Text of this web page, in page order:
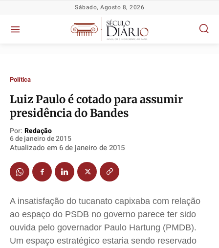
Política
Socioeconômicas
TV Século
Justiça
Educação
Segurança
Meio Ambiente
Saúde
Cidades
Direitos
Política
Socioeconômicas
TV Século
Justiça
Educação
Segurança
Meio Ambiente
Saúde
Cidades
Direitos
Política
Socioeconômicas
TV Século
Justiça
Educação
Segurança
Meio Ambiente
Saúde
Cidades
Direitos
Política
Socioeconômicas
TV Século
Justiça
Educação
Segurança
Meio Ambiente
Saúde
Cidades
Direitos
Sábado, Agosto 8, 2026
Política
Luiz Paulo é cotado para assumir
presidência do Bandes
Por: Redação
6 de janeiro de 2015
Atualizado em 6 de janeiro de 2015
A insatisfação do tucanato capixaba com relação
ao espaço do PSDB no governo parece ter sido
ouvida pelo governador Paulo Hartung (PMDB).
Um espaço estratégico estaria sendo reservado